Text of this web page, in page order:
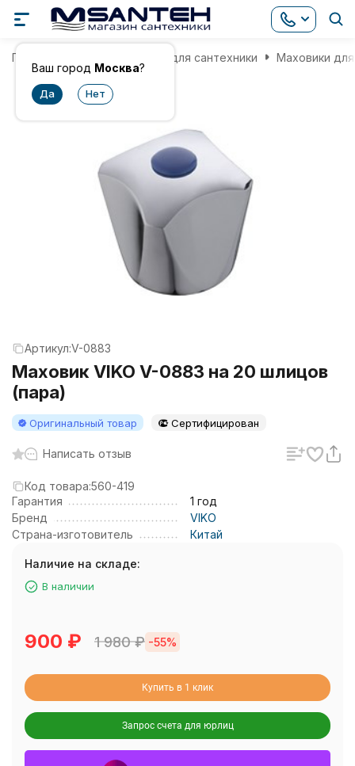
Ваш город Москва?
Главная Комплектующие для сантехники Маховики
Артикул:V-0883
Маховик VIKO V-0883 на 20 шлицов
(пара)
Оригинальный товар Сертифицирован
Написать отзыв
Код товара:560-419
Гарантия
1 год
Бренд
VIKO
Страна-изготовитель
Китай
Наличие на складе:
В наличии
900 ₽ 1 980₽ -55%
Купить в 1 клик
Запрос счета для юрлиц